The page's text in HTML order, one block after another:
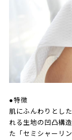
●特徴
肌にふんわりとし
れる生地の凹凸構
た「セミシャーリ